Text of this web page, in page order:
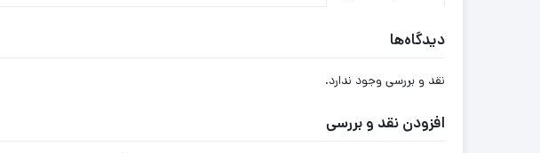
دیدگاه‌ها
نقد و بررسی وجود ندارد.
افزودن نقد و بررسی